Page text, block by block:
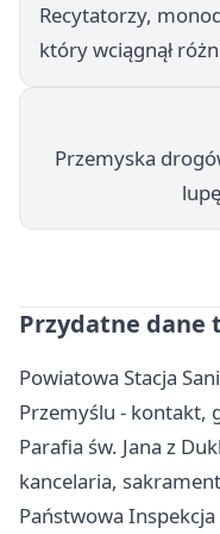
Recytatorzy,
który wciągnął
Przemyska
Przydatne dane
Powiatowa Stacja
Przemyślu - kontakt,
Parafia św. Jana z
kancelaria,
Państwowa